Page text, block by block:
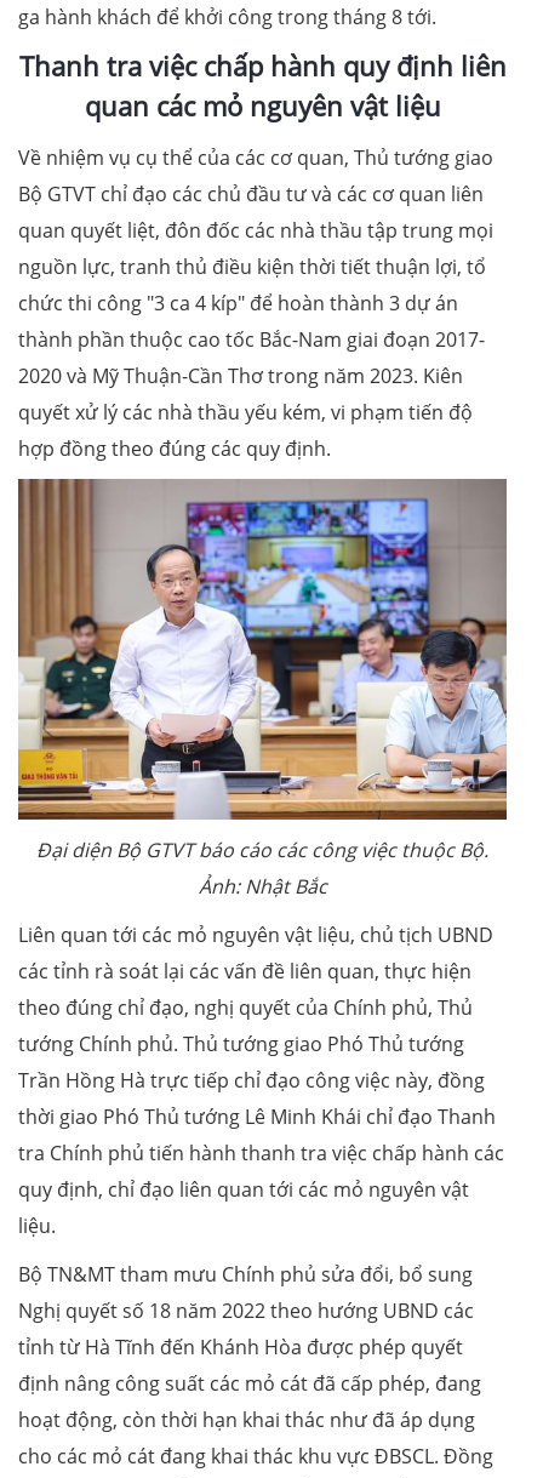
ga hành khách để khởi công trong tháng 8 tới.
Thanh tra việc chấp hành quy định liên
quan các mỏ nguyên vật liệu
Về nhiệm vụ cụ thể của các cơ quan, Thủ tướng giao
Bộ GTVT chỉ đạo các chủ đầu tư và các cơ quan liên
quan quyết liệt, đôn đốc các nhà thầu tập trung mọi
nguồn lực, tranh thủ điều kiện thời tiết thuận lợi, tổ
chức thi công "3 ca 4 kíp" để hoàn thành 3 dự án
thành phần thuộc cao tốc Bắc-Nam giai đoạn 2017-
2020 và Mỹ Thuận-Cần Thơ trong năm 2023. Kiên
quyết xử lý các nhà thầu yếu kém, vi phạm tiến độ
hợp đồng theo đúng các quy định.
Đại diện Bộ GTVT báo cáo các công việc thuộc Bộ.
Ảnh: Nhật Bắc
Liên quan tới các mỏ nguyên vật liệu, chủ tịch UBND
các tỉnh rà soát lại các vấn đề liên quan, thực hiện
theo đúng chỉ đạo, nghị quyết của Chính phủ, Thủ
tướng Chính phủ. Thủ tướng giao Phó Thủ tướng
Trần Hồng Hà trực tiếp chỉ đạo công việc này, đồng
thời giao Phó Thủ tướng Lê Minh Khái chỉ đạo Thanh
tra Chính phủ tiến hành thanh tra việc chấp hành các
quy định, chỉ đạo liên quan tới các mỏ nguyên vật
liệu.
Bộ TN&MT tham mưu Chính phủ sửa đổi, bổ sung
Nghị quyết số 18 năm 2022 theo hướng UBND các
tỉnh từ Hà Tĩnh đến Khánh Hòa được phép quyết
định nâng công suất các mỏ cát đã cấp phép, đang
hoạt động, còn thời hạn khai thác như đã áp dụng
cho các mỏ cát đang khai thác khu vực ĐBSCL. Đồng